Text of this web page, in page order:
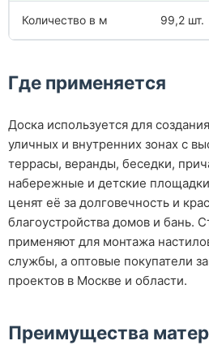
Количество в м 99,2 шт.
Где применяется
Доска используется для
уличных и внутренних зонах с
террасы, веранды, беседки,
набережные и детские
ценят её за долговечность и
благоустройства домов и бань.
применяют для монтажа
службы, а оптовые покупатели
проектов в Москве и области.
Преимущества